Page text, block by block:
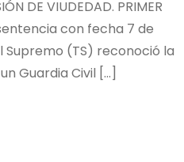
DE VIUDEDAD. PRIMER
sentencia con fecha 7 de
Supremo (TS) reconoció la
Guardia Civil […]